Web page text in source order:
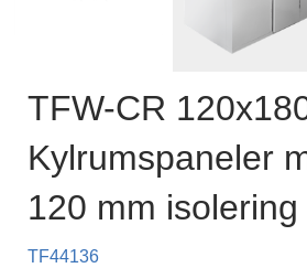
TFW-CR
Kylrumspaneler
120 mm isolering
TF44136